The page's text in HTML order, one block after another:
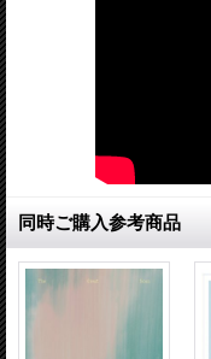
同時ご購入参考商品